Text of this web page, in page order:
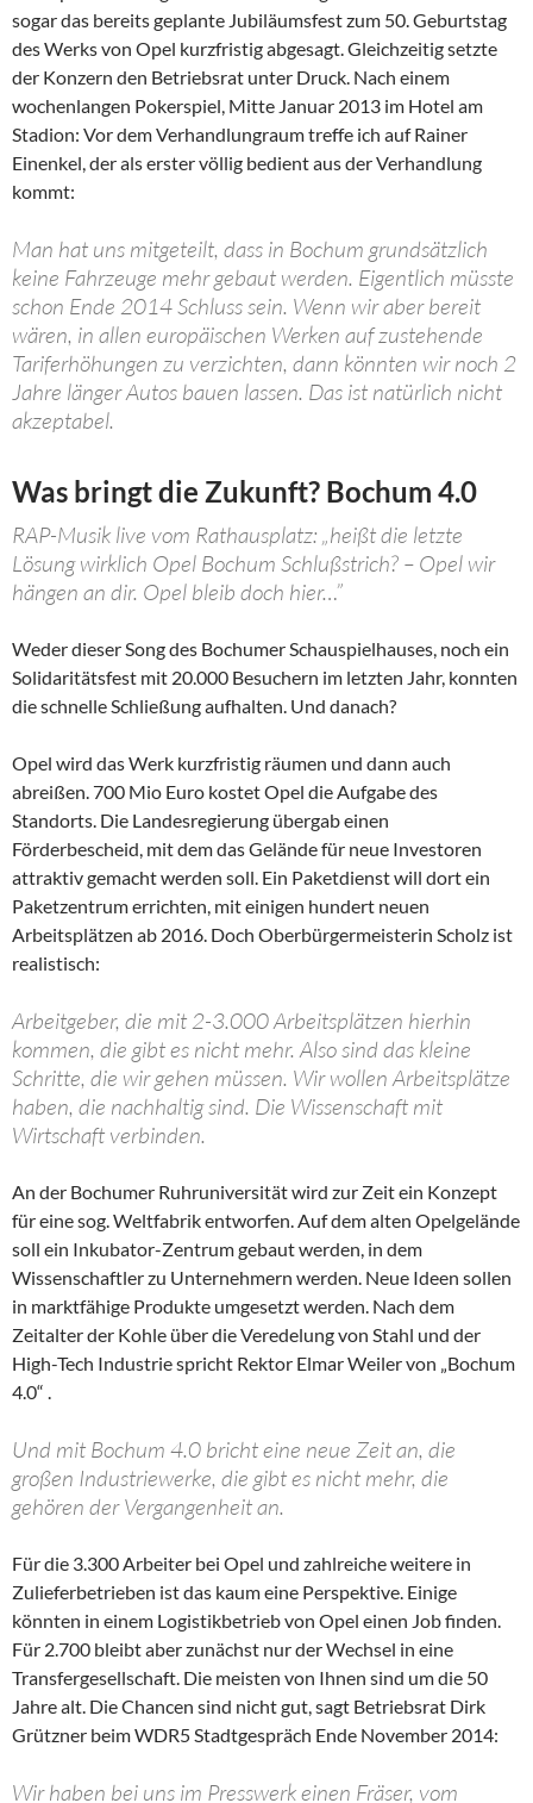
sogar das bereits geplante Jubiläumsfest zum 50. Geburtstag
des Werks von Opel kurzfristig abgesagt. Gleich­zeitig setzte
der Konzern den Betriebsrat unter Druck. Nach einem
wochenlangen Pokerspiel, Mitte Januar 2013 im Hotel am
Stadion: Vor dem Verhandlungraum treffe ich auf Rainer
Einenkel, der als erster völlig bedient aus der Verhandlung
kommt:
Man hat uns mitgeteilt, dass in Bochum grundsätzlich
keine Fahrzeuge mehr gebaut werden. Eigentlich müsste
schon Ende 2014 Schluss sein. Wenn wir aber bereit
wären, in allen europäischen Werken auf zustehende
Tariferhöhungen zu verzichten, dann könnten wir noch 2
Jahre länger Autos bauen lassen. Das ist natürlich nicht
akzeptabel.
Was bringt die Zukunft? Bochum 4.0
RAP-Musik live vom Rathausplatz: „heißt die letzte
Lösung wirklich Opel Bochum Schlußstrich? – Opel wir
hängen an dir. Opel bleib doch hier…”
Weder dieser Song des Bochumer Schauspielhauses, noch ein
Solidaritätsfest mit 20.000 Besuchern im letzten Jahr, konnten
die schnelle Schließung aufhalten. Und danach?
Opel wird das Werk kurzfristig räumen und dann auch
abreißen. 700 Mio Euro kostet Opel die Aufgabe des
Standorts. Die Landesregierung übergab einen
Förderbescheid, mit dem das Gelände für neue Investoren
attraktiv gemacht werden soll. Ein Paketdienst will dort ein
Paketzentrum errichten, mit einigen hundert neuen
Arbeitsplätzen ab 2016. Doch Oberbürgermeisterin Scholz ist
realistisch:
Arbeitgeber, die mit 2-3.000 Arbeitsplätzen hierhin
kommen, die gibt es nicht mehr. Also sind das kleine
Schritte, die wir gehen müssen. Wir wollen Arbeitsplätze
haben, die nachhaltig sind. Die Wissenschaft mit
Wirtschaft verbinden.
An der Bochumer Ruhruniversität wird zur Zeit ein Konzept
für eine sog. Weltfabrik entworfen. Auf dem alten Opelgelände
soll ein Inkubator-Zentrum gebaut werden, in dem
Wissenschaftler zu Unternehmern werden. Neue Ideen sollen
in marktfähige Produkte umgesetzt werden. Nach dem
Zeitalter der Kohle über die Veredelung von Stahl und der
High-Tech Industrie spricht Rektor Elmar Weiler von „Bochum
4.0“ .
Und mit Bochum 4.0 bricht eine neue Zeit an, die
großen Industriewerke, die gibt es nicht mehr, die
gehören der Vergangenheit an.
Für die 3.300 Arbeiter bei Opel und zahlreiche weitere in
Zulieferbetrieben ist das kaum eine Perspektive. Einige
könnten in einem Logistikbetrieb von Opel einen Job finden.
Für 2.700 bleibt aber zunächst nur der Wechsel in eine
Transfergesellschaft. Die meisten von Ihnen sind um die 50
Jahre alt. Die Chancen sind nicht gut, sagt Betriebsrat Dirk
Grützner beim WDR5 Stadtgespräch Ende November 2014:
Wir haben bei uns im Presswerk einen Fräser, vom